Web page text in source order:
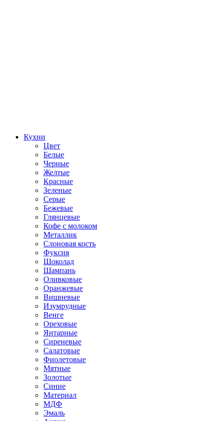
Кухни
Цвет
Белые
Черные
Желтые
Красные
Зеленые
Серые
Бежевые
Глянцевые
Кофе с молоком
Металлик
Слоновая кость
Фуксия
Шоколад
Шампань
Оливковые
Оранжевые
Вишневые
Изумрудные
Венге
Ореховые
Янтарные
Сиреневые
Салатовые
Фиолетовые
Мятные
Золотые
Синие
Материал
МДФ
Эмаль